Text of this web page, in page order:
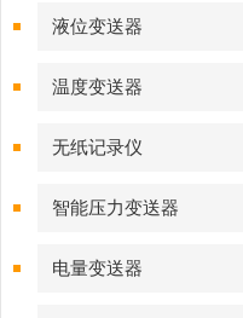
液位变送器
温度变送器
无纸记录仪
智能压力变送器
电量变送器